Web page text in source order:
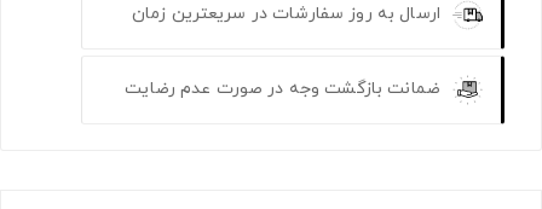
ارسال به روز سفارشات در سریعترین زمان
ضمانت بازگشت وجه در صورت عدم رضایت